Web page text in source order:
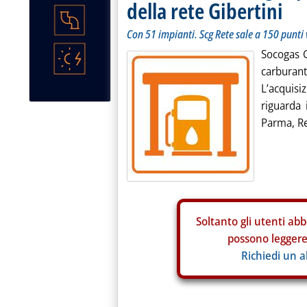
della rete Gibertini
Con 51 impianti. Scg Rete sale a 150
Socogas
Parma,
Soltanto gli utenti
possono
Richiedi un